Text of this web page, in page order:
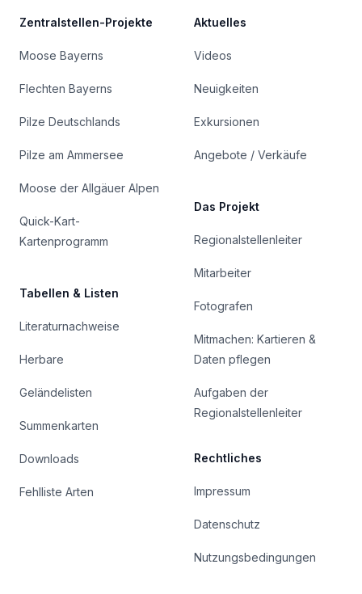
Zentralstellen-Projekte
Moose Bayerns
Flechten Bayerns
Pilze Deutschlands
Pilze am Ammersee
Moose der Allgäuer Alpen
Quick-Kart-
Kartenprogramm
Tabellen & Listen
Literaturnachweise
Herbare
Geländelisten
Summenkarten
Downloads
Fehlliste Arten
Aktuelles
Videos
Neuigkeiten
Exkursionen
Angebote / Verkäufe
Das Projekt
Regionalstellenleiter
Mitarbeiter
Fotografen
Mitmachen: Kartieren &
Daten pflegen
Aufgaben der
Regionalstellenleiter
Rechtliches
Impressum
Datenschutz
Nutzungsbedingungen